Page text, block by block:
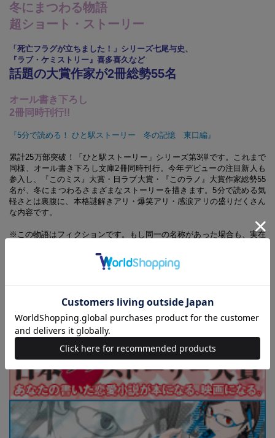
冬にまつわる物語
超ショート・ストーリー
「死亡フラグが立ちました！」シリーズ七尾与史、
『ラブ・ケミストリー』喜多喜久など
話題の大賞作家が2冊総勢55名
オール書き下ろし
2冊同時刊行!!
『5分で読める！ ひと駅ストーリー 冬の記憶 東口編』
累計25万部突破！「ひと駅ストーリー」シリーズ第3弾です。これまで
同様、オール書き下ろし文庫2冊同時刊行。今年デビューの注目新人も
参入し、『このミス』大賞・日ラブ大賞・『このラノ』大賞作家総勢55
名が、冬にまつわるさまざまなストーリーを描きます。5分で読める気
軽さとは裏腹に、本格謎解きアリ・爆笑アリ・感涙アリの盛りだくさん
な内容です。
※この物語はフィクションです。もし同一の名称があった場合も、実在